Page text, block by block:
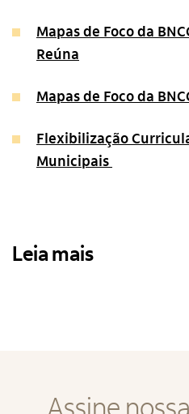
Mapas de Foco da
Reúna
Mapas de Foco da
Flexibilização
Municipais
Leia mais